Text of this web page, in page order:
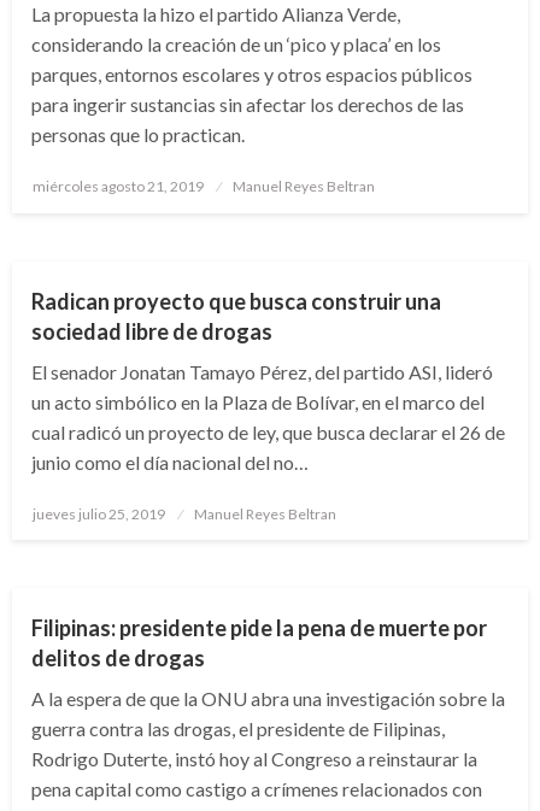
La propuesta la hizo el partido Alianza Verde,
considerando la creación de un ‘pico y placa’ en los
parques, entornos escolares y otros espacios públicos
para ingerir sustancias sin afectar los derechos de las
personas que lo practican.
Publicado
miércoles agosto 21, 2019 Manuel Reyes Beltran
Radican proyecto que busca construir una
sociedad libre de drogas
El senador Jonatan Tamayo Pérez, del partido ASI, lideró
un acto simbólico en la Plaza de Bolívar, en el marco del
cual radicó un proyecto de ley, que busca declarar el 26 de
junio como el día nacional del no…
Publicado
jueves julio 25, 2019 Manuel Reyes Beltran
Filipinas: presidente pide la pena de muerte por
delitos de drogas
A la espera de que la ONU abra una investigación sobre la
guerra contra las drogas, el presidente de Filipinas,
Rodrigo Duterte, instó hoy al Congreso a reinstaurar la
pena capital como castigo a crímenes relacionados con